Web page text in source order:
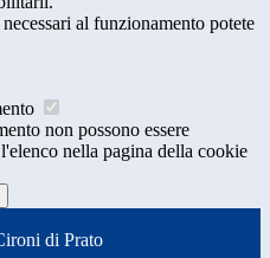
al funzionamento potete
non possono essere
nella pagina della cookie
di Prato